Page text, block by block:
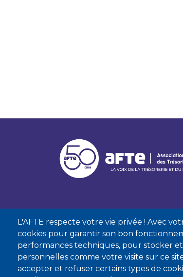
L'AFTE respecte votre vie privée ! Avec
cookies pour garantir son bon
performances techniques, pour stocker
personnelles comme votre visite sur ce
accepter et refuser certains types de